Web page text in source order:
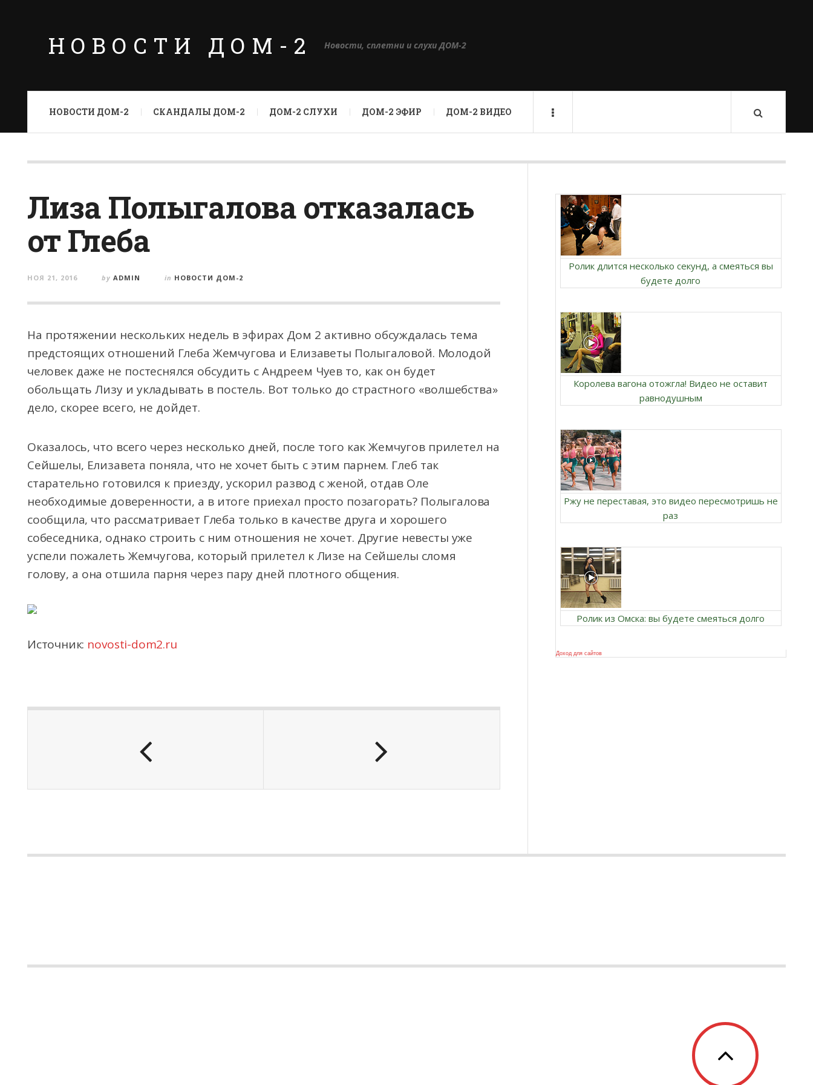
НОВОСТИ ДОМ-2 Новости, сплетни и слухи ДОМ-2
НОВОСТИ ДОМ-2 СКАНДАЛЫ ДОМ-2 ДОМ-2 СЛУХИ ДОМ-2 ЭФИР ДОМ-2 ВИДЕО
Лиза Полыгалова отказалась
от Глеба
НОЯ 21, 2016 by ADMIN in НОВОСТИ ДОМ-2
На протяжении нескольких недель в эфирах Дом 2 активно обсуждалась тема
предстоящих отношений Глеба Жемчугова и Елизаветы Полыгаловой. Молодой
человек даже не постеснялся обсудить с Андреем Чуев то, как он будет
обольщать Лизу и укладывать в постель. Вот только до страстного «волшебства»
дело, скорее всего, не дойдет.
Оказалось, что всего через несколько дней, после того как Жемчугов прилетел на
Сейшелы, Елизавета поняла, что не хочет быть с этим парнем. Глеб так
старательно готовился к приезду, ускорил развод с женой, отдав Оле
необходимые доверенности, а в итоге приехал просто позагорать? Полыгалова
сообщила, что рассматривает Глеба только в качестве друга и хорошего
собеседника, однако строить с ним отношения не хочет. Другие невесты уже
успели пожалеть Жемчугова, который прилетел к Лизе на Сейшелы сломя
голову, а она отшила парня через пару дней плотного общения.
Источник: novosti-dom2.ru
Ролик длится несколько секунд, а смеяться вы
будете долго
Королева вагона отожгла! Видео не оставит
равнодушным
Ржу не переставая, это видео пересмотришь не
раз
Ролик из Омска: вы будете смеяться долго
Доход для сайтов